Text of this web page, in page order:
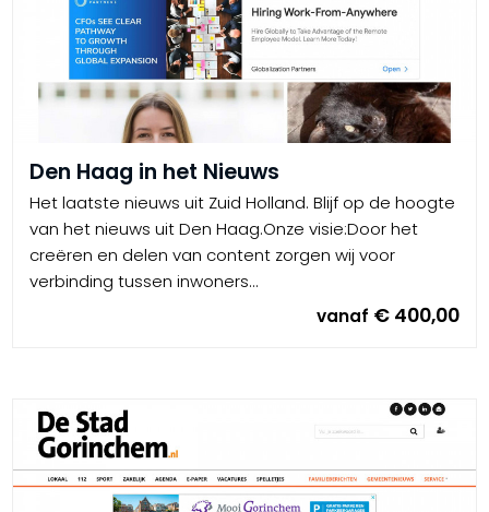
Den Haag in het Nieuws
Het laatste nieuws uit Zuid Holland. Blijf op de hoogte
van het nieuws uit Den Haag.Onze visie:Door het
creëren en delen van content zorgen wij voor
verbinding tussen inwoners...
vanaf € 400,00